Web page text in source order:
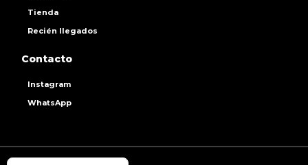
Tienda
Recién llegados
Instagram
WhatsApp
Contacto